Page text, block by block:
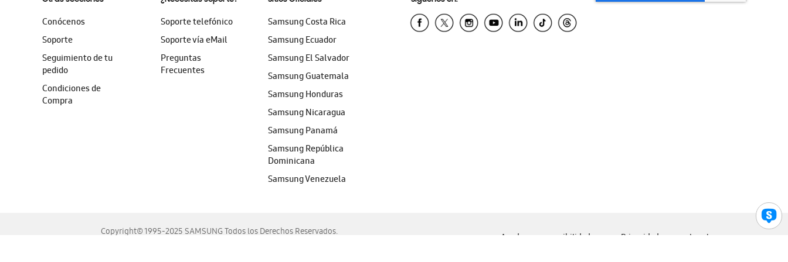
Conócenos
Soporte
Seguimiento de tu
pedido
Condiciones de
Compra
Soporte telefónico
Soporte vía eMail
Preguntas
Frecuentes
Samsung Costa Rica
Samsung Ecuador
Samsung El Salvador
Samsung Guatemala
Samsung Honduras
Samsung Nicaragua
Samsung Panamá
Samsung República
Dominicana
Samsung Venezuela
Copyright© 1995-2025 SAMSUNG Todos los Derechos Reservados.
Ayuda para accesibilidad Privacidad Legal